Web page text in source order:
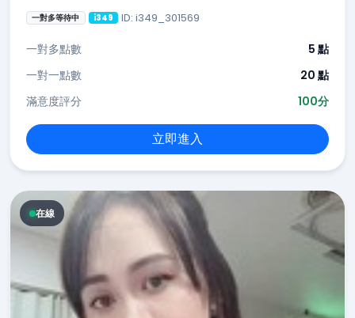
一對多等待中 i349 ID: i349_301569
一對多點數
5 點
一對一點數
20 點
滿意度評分
100分
立即進入
在線